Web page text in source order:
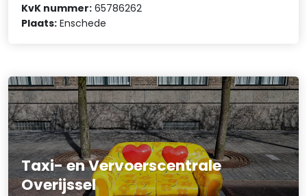
KvK nummer: 65786262
Plaats: Enschede
Taxi- en Vervoerscentrale
Overijssel